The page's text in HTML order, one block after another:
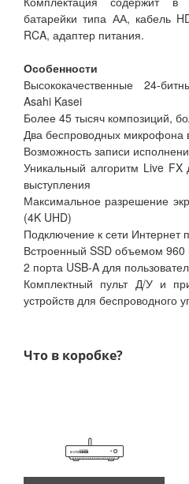
батарейки типа АА, кабель
RCA, адаптер питания.
Особенности
Высококачественные 24-
Asahi Kasei
Более 45 тысяч композиций,
Два беспроводных микрофона
Возможность записи
Уникальный алгоритм Live FX
выступления
Максимальное разрешение
(4K UHD)
Подключение к сети Интернет
Встроенный SSD объемом 960
2 порта USB-A для
Комплектный пульт Д/У и
устройств для беспроводного
Что в коробке?